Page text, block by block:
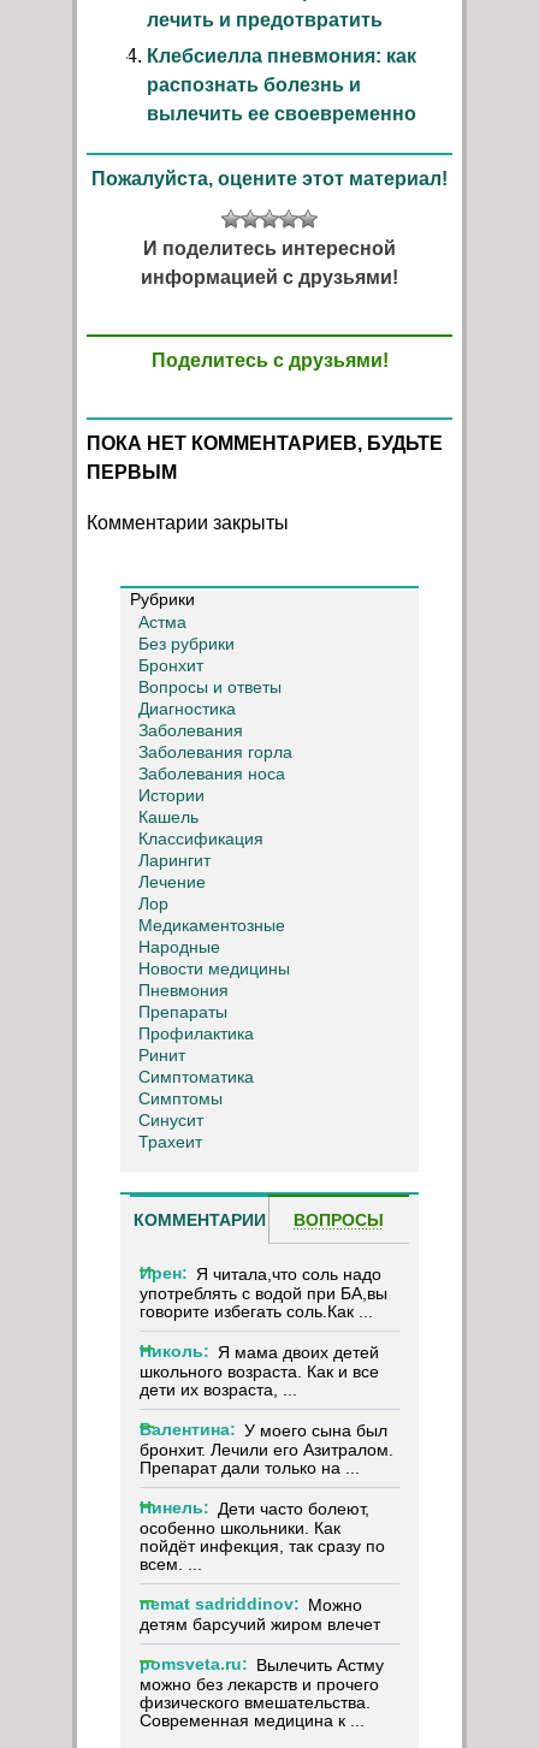
лечить и предотвратить
Клебсиелла пневмония: как
распознать болезнь и
вылечить ее своевременно
Пожалуйста, оцените этот материал!
И поделитесь интересной
информацией с друзьями!
Поделитесь с друзьями!
ПОКА НЕТ КОММЕНТАРИЕВ, БУДЬТЕ
ПЕРВЫМ
Комментарии закрыты
Рубрики
Астма
Без рубрики
Бронхит
Вопросы и ответы
Диагностика
Заболевания
Заболевания горла
Заболевания носа
Истории
Кашель
Классификация
Ларингит
Лечение
Лор
Медикаментозные
Народные
Новости медицины
Пневмония
Препараты
Профилактика
Ринит
Симптоматика
Симптомы
Синусит
Трахеит
КОММЕНТАРИИ ВОПРОСЫ
Ирен: Я читала,что соль надо
употреблять с водой при БА,вы
говорите избегать соль.Как ...
Николь: Я мама двоих детей
школьного возраста. Как и все
дети их возраста, ...
Валентина: У моего сына был
бронхит. Лечили его Азитралом.
Препарат дали только на ...
Нинель: Дети часто болеют,
особенно школьники. Как
пойдёт инфекция, так сразу по
всем. ...
nemat sadriddinov: Можно
детям барсучий жиром влечет
pomsveta.ru: Вылечить Астму
можно без лекарств и прочего
физического вмешательства.
Современная медицина к ...